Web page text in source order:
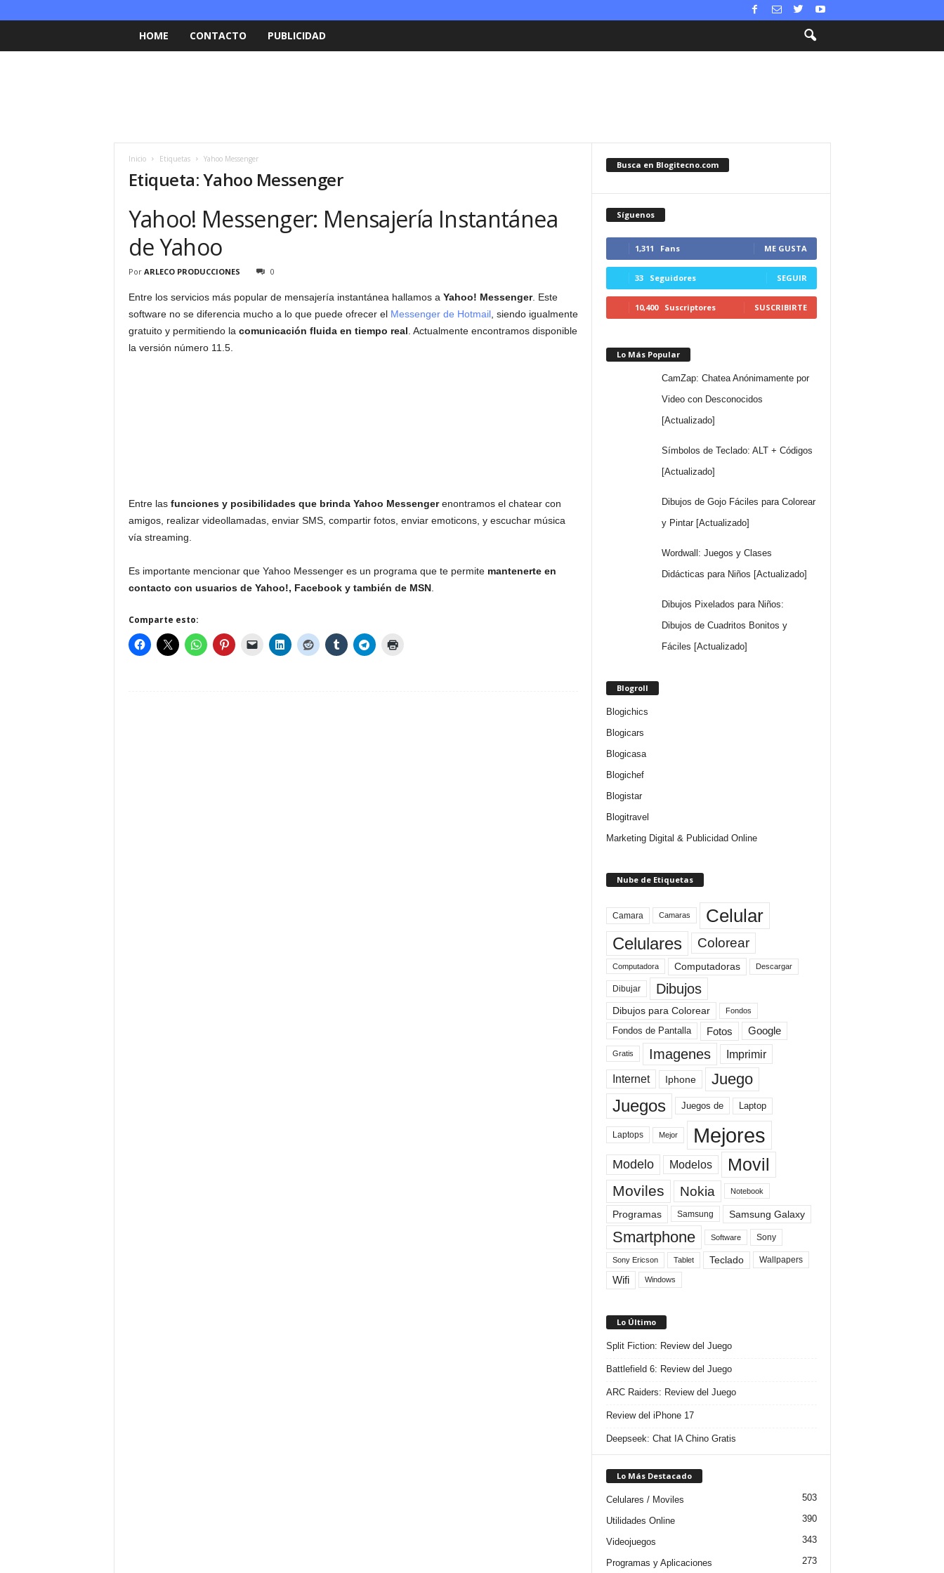
HOME CONTACTO PUBLICIDAD
Inicio Etiquetas Yahoo Messenger
Etiqueta: Yahoo Messenger
Yahoo! Messenger: Mensajería Instantánea
de Yahoo
Por ARLECO PRODUCCIONES 0
Entre los servicios más popular de mensajería instantánea hallamos a Yahoo! Messenger. Este
software no se diferencia mucho a lo que puede ofrecer el Messenger de Hotmail, siendo igualmente
gratuito y permitiendo la comunicación fluida en tiempo real . Actualmente encontramos disponible
la versión número 11.5.
Entre las funciones y posibilidades que brinda Yahoo Messengerenontramos el chatear con
amigos, realizar videollamadas, enviar SMS, compartir fotos, enviar emoticons, y escuchar música
vía streaming.
Es importante mencionar que Yahoo Messenger es un programa que te permite mantenerte en
contacto con usuarios de Yahoo!, Facebook y también de MSN.
Comparte esto:
Busca en Blogitecno.com
Síguenos
1,311 Fans ME GUSTA
33 Seguidores SEGUIR
10,400 Suscriptores SUSCRIBIRTE
Lo Más Popular
CamZap: Chatea Anónimamente por
Video con Desconocidos
[Actualizado]
Símbolos de Teclado: ALT + Códigos
[Actualizado]
Dibujos de Gojo Fáciles para Colorear
y Pintar [Actualizado]
Wordwall: Juegos y Clases
Didácticas para Niños [Actualizado]
Dibujos Pixelados para Niños:
Dibujos de Cuadritos Bonitos y
Fáciles [Actualizado]
Blogroll
Blogichics
Blogicars
Blogicasa
Blogichef
Blogistar
Blogitravel
Marketing Digital & Publicidad Online
Nube de Etiquetas
Camara Camaras Celular
Celulares Colorear
Computadora Computadoras Descargar
Dibujar Dibujos
Dibujos para Colorear Fondos
Fondos de Pantalla Fotos Google
Gratis Imagenes Imprimir
Internet Iphone Juego
Juegos Juegos de Laptop
Laptops Mejor Mejores
Modelo Modelos Movil
Moviles Nokia Notebook
Programas Samsung Samsung Galaxy
Smartphone Software Sony
Sony Ericson Tablet Teclado Wallpapers
Wifi Windows
Lo Último
Split Fiction: Review del Juego
Battlefield 6: Review del Juego
ARC Raiders: Review del Juego
Review del iPhone 17
Deepseek: Chat IA Chino Gratis
Lo Más Destacado
Celulares / Moviles 503
Utilidades Online 390
Videojuegos 343
Programas y Aplicaciones 273